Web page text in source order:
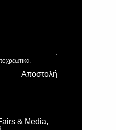
Αποστολή
& Media,